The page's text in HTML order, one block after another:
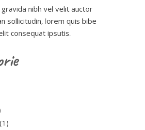
nibh vel velit auctor
sollicitudin, lorem quis bibe
consequat ipsutis.
(1)